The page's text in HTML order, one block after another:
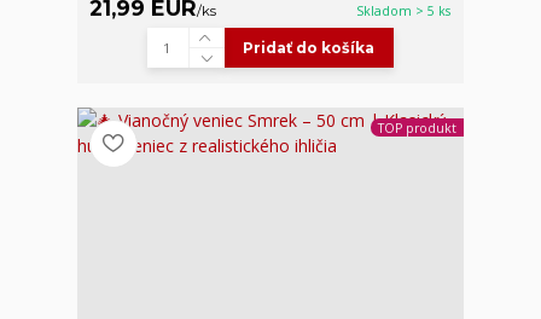
21,99 EUR/ks Skladom > 5 ks
Pridať do košíka
TOP produkt